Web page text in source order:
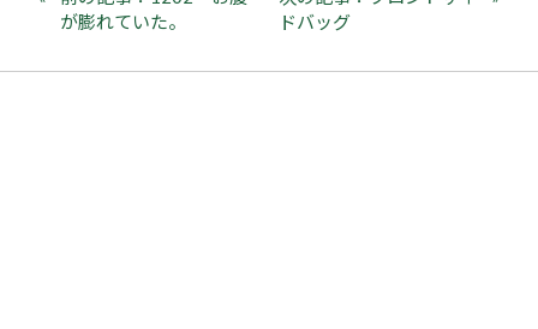
が膨れていた。
ドバッグ